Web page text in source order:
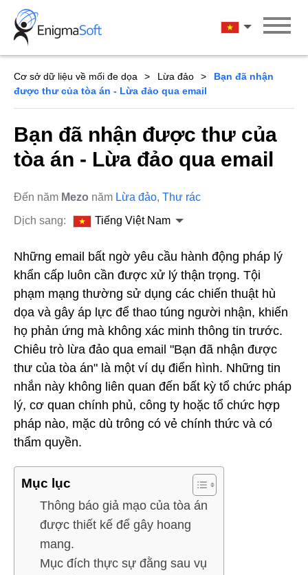
Skip
content
Tiếng Việt
Cơ sở dữ liệu về mối đe dọa Lừa đảo
Bạn đã nhận
được thư của tòa án - Lừa đảo qua email
Bạn đã nhận được thư của
tòa án - Lừa đảo qua email
Đến năm Mezo năm Lừa đảo, Thư rác
Dịch sang:
Tiếng Việt Nam
Những email bất ngờ yêu cầu hành động pháp lý
khẩn cấp luôn cần được xử lý thận trọng. Tội
phạm mạng thường sử dụng các chiến thuật hù
dọa và gây áp lực để thao túng người nhận, khiến
họ phản ứng mà không xác minh thông tin trước.
Chiêu trò lừa đảo qua email "Bạn đã nhận được
thư của tòa án" là một ví dụ điển hình. Những tin
nhắn này không liên quan đến bất kỳ tổ chức pháp
lý, cơ quan chính phủ, công ty hoặc tổ chức hợp
pháp nào, mặc dù trông có vẻ chính thức và có
thẩm quyền.
Mục lục
Thông báo giả mạo của tòa án
được thiết kế để gây hoang
mang.
Mục đích thực sự đằng sau vụ